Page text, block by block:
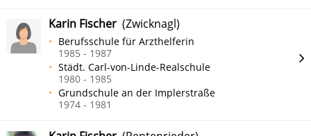
Karin Fischer (Zwicknagl)
Berufsschule für Arzthelferin
1985 - 1987
Städt. Carl-von-Linde-Realschule
1980 - 1985
Grundschule an der Implerstraße
1974 - 1981